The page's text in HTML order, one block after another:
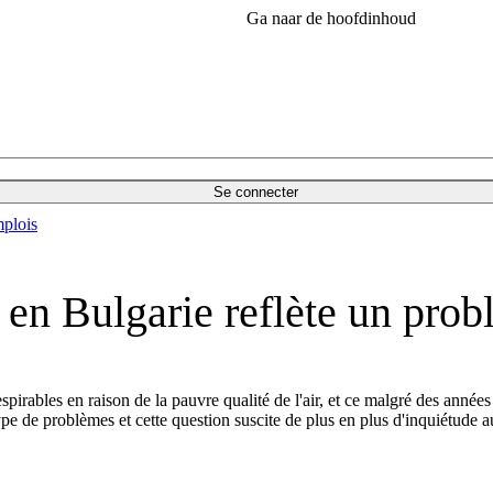
Ga naar de hoofdinhoud
Se connecter
Bulgarie reflète un
en raison de la pauvre qualité de l'air, et ce malgré des
de problèmes et cette question suscite de plus en plus d'inquiétude